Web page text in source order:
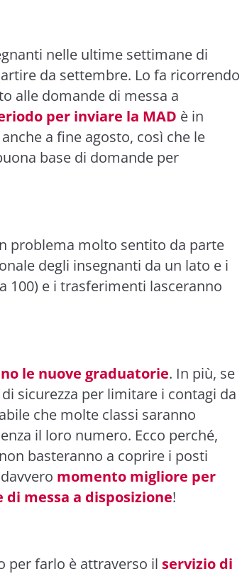
nelle ultime settimane di
da settembre. Lo fa ricorrendo
alle domande di messa a
per inviare la MAD è in
anche a fine agosto, così che le
base di domande per
problema molto sentito da parte
degli insegnanti da un lato e i
100) e i trasferimenti lasceranno
le nuove graduatorie. In più, se
sicurezza per limitare i contagi da
che molte classi saranno
il loro numero. Ecco perché,
basteranno a coprire i posti
momento migliore per
messa a disposizione!
per farlo è attraverso il servizio di